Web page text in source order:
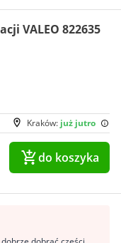
VALEO 822635
Kraków: już jutro
do koszyka